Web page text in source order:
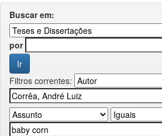
Buscar em:
por
Filtros correntes: